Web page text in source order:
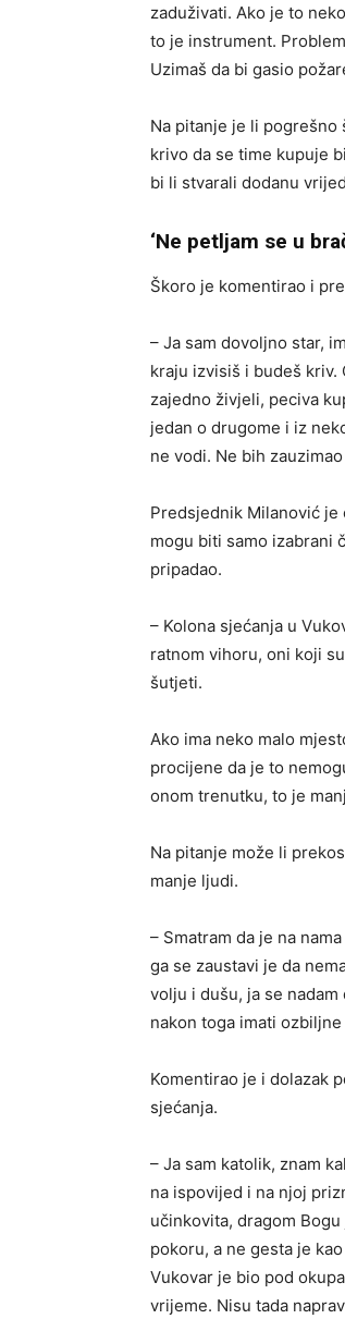
zaduživati. Ako je to
to je instrument.
Uzimaš da bi gasio
Na pitanje je li pogrešno
krivo da se time kupuje
bi li stvarali dodanu
‘Ne petljam se u
Škoro je komentirao i
– Ja sam dovoljno star,
kraju izvisiš i budeš kriv.
zajedno živjeli, peciva
jedan o drugome i iz
ne vodi. Ne bih
Predsjednik Milanović
mogu biti samo izabrani
pripadao.
– Kolona sjećanja u
ratnom vihoru, oni koji
šutjeti.
Ako ima neko malo
procijene da je to
onom trenutku, to je
Na pitanje može li
manje ljudi.
– Smatram da je na
ga se zaustavi je da
volju i dušu, ja se
nakon toga imati
Komentirao je i dolazak
sjećanja.
– Ja sam katolik, znam
na ispovijed i na njoj
učinkovita, dragom
pokoru, a ne gesta je
Vukovar je bio pod
vrijeme. Nisu tada